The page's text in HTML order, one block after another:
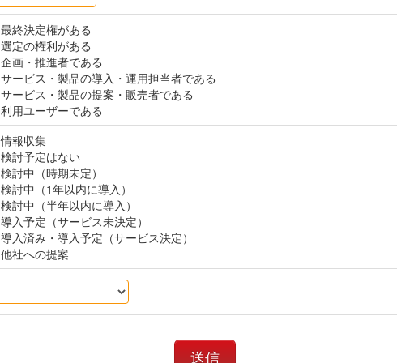
最終決定権がある
選定の権利がある
企画・推進者である
サービス・製品の導入・運用担当者である
サービス・製品の提案・販売者である
利用ユーザーである
情報収集
検討予定はない
検討中（時期未定）
検討中（1年以内に導入）
検討中（半年以内に導入）
導入予定（サービス未決定）
導入済み・導入予定（サービス決定）
他社への提案